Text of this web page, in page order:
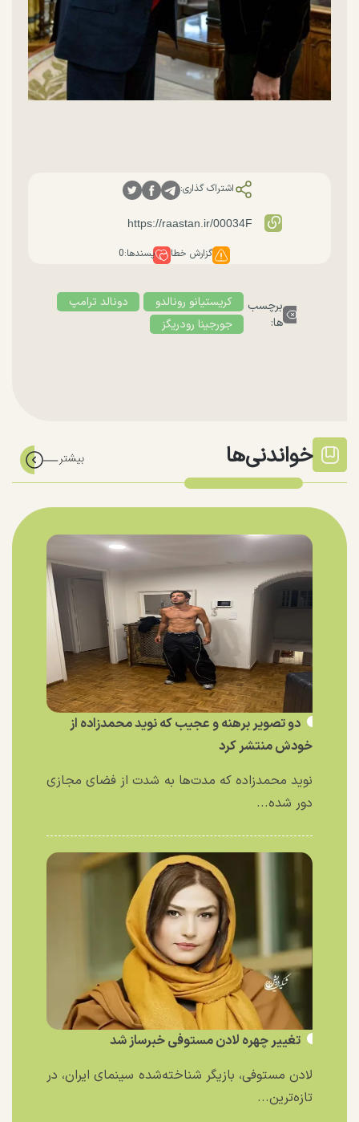
اشتراک گذاری:
گزارش خطا پسندها:0
برچسب
ها:
کریستیانو رونالدو
دونالد ترامپ
جورجینا رودریگز
خواندنی‌ها
دو تصویر برهنه و عجیب که نوید محمدزاده از
خودش منتشر کرد
نوید محمدزاده که مدت‌ها به شدت از فضای مجازی
دور شده...
تغییر چهره لادن مستوفی خبرساز شد
لادن مستوفی، بازیگر شناخته‌شده سینمای ایران، در
تازه‌ترین...